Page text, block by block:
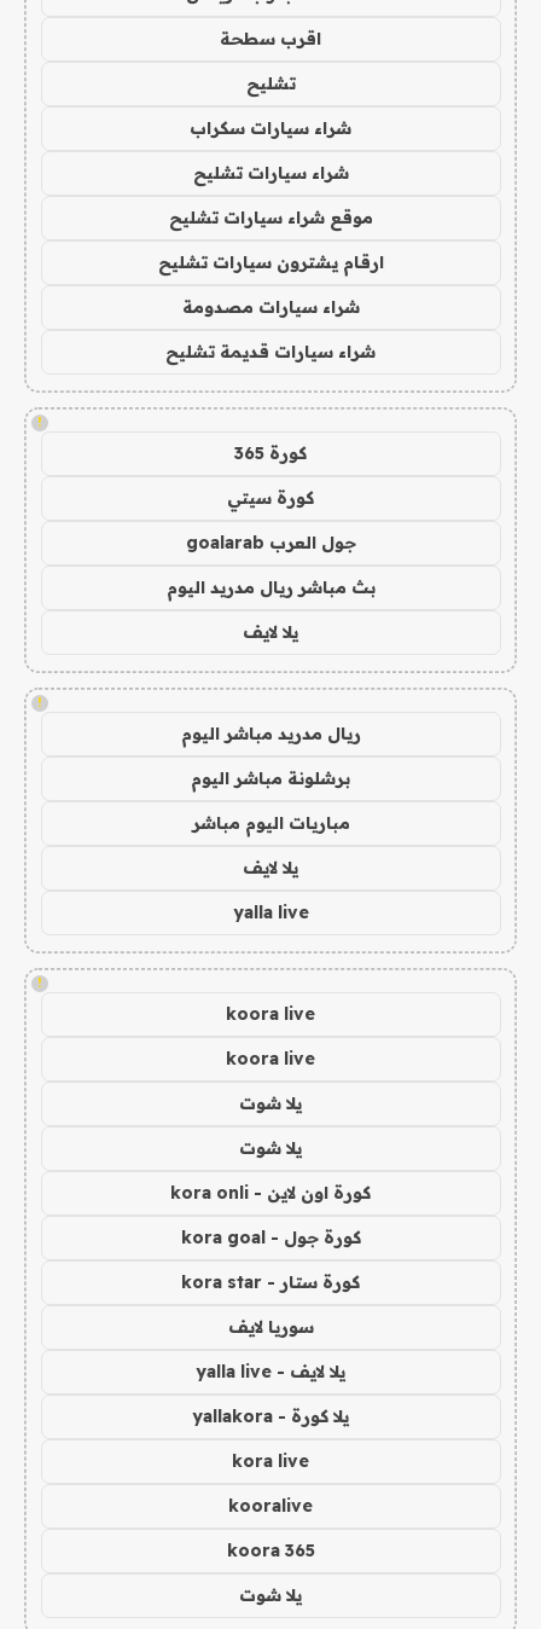
اقرب سطحة
تشليح
شراء سيارات سكراب
شراء سيارات تشليح
موقع شراء سيارات تشليح
ارقام يشترون سيارات تشليح
شراء سيارات مصدومة
شراء سيارات قديمة تشليح
!
كورة 365
كورة سيتي
جول العرب goalarab
بث مباشر ريال مدريد اليوم
يلا لايف
!
ريال مدريد مباشر اليوم
برشلونة مباشر اليوم
مباريات اليوم مباشر
يلا لايف
yalla live
!
koora live
koora live
يلا شوت
يلا شوت
كورة اون لاين - kora onli
كورة جول - kora goal
كورة ستار - kora star
سوريا لايف
يلا لايف - yalla live
يلا كورة - yallakora
kora live
kooralive
koora 365
يلا شوت